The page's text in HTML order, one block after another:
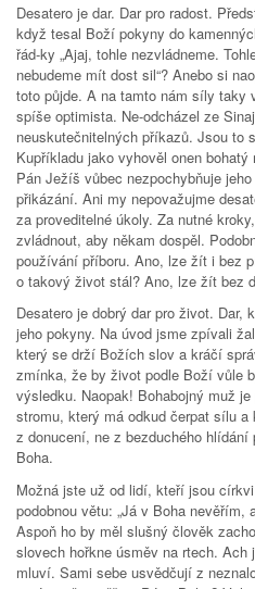
Desatero je dar. Dar pro radost.
když tesal Boží pokyny do
řád-ky „Ajaj, tohle nezvládneme.
nebudeme mít dost sil“? Anebo si
toto půjde. A na tamto nám síly taky
spíše optimista. Ne-odcházel ze
neuskutečnitelných příkazů. Jsou to
Kupříkladu jako vyhověl onen
Pán Ježíš vůbec nezpochybňuje
přikázání. Ani my nepovažujme
za proveditelné úkoly. Za nutné
zvládnout, aby někam dospěl.
používání příboru. Ano, lze žít i bez
o takový život stál? Ano, lze žít bez
Desatero je dobrý dar pro život. Dar,
jeho pokyny. Na úvod jsme zpívali
který se drží Božích slov a kráčí
zmínka, že by život podle Boží vůle
výsledku. Naopak! Bohabojný muž
stromu, který má odkud čerpat sílu a
z donucení, ne z bezduchého
Boha.
Možná jste už od lidí, kteří jsou
podobnou větu: „Já v Boha nevěřím,
Aspoň ho by měl slušný člověk
slovech hořkne úsměv na rtech.
mluví. Sami sebe usvědčují z